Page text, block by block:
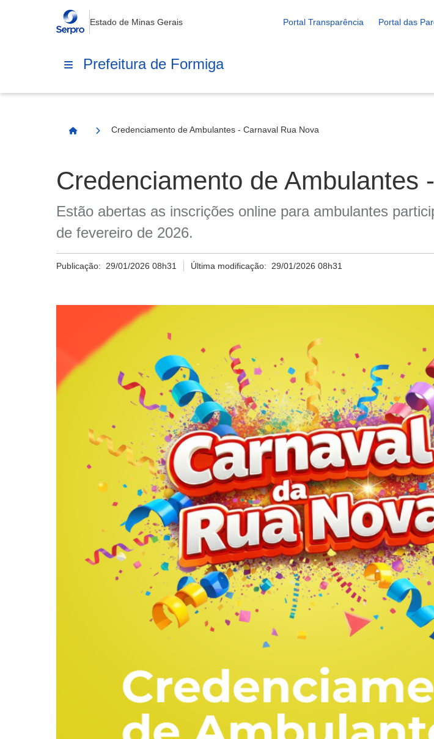
Estado de Minas Gerais Portal Transparência Portal das
Prefeitura de Formiga
Página Inicial
Credenciamento de Ambulantes - Carnaval Rua Nova
Credenciamento de Ambulantes
Estão abertas as inscrições online para ambulantes
de fevereiro de 2026.
Publicação: 29/01/2026 08h31 Última modificação: 29/01/2026 08h31